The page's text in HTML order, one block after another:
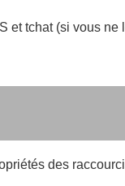
et tchat (si vous ne
des